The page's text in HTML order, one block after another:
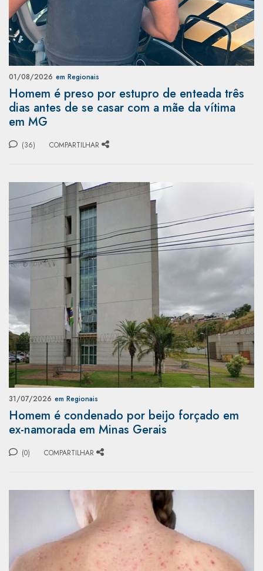
01/08/2026 em Regionais
Homem é preso por estupro de enteada três
dias antes de se casar com a mãe da vítima
em MG
(36) COMPARTILHAR
31/07/2026 em Regionais
Homem é condenado por beijo forçado em
ex-namorada em Minas Gerais
(0) COMPARTILHAR